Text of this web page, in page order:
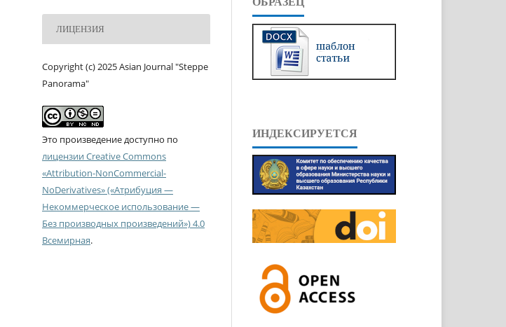
ЛИЦЕНЗИЯ
Copyright (c) 2025 Asian Journal "Steppe
Panorama"
Это произведение доступно по
лицензии Creative Commons
«Attribution-NonCommercial-
NoDerivatives» («Атрибуция —
Некоммерческое использование —
Без производных произведений») 4.0
Всемирная.
ИНДЕКСИРУЕТСЯ